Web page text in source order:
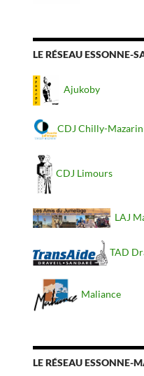
LE RÉSEAU ESSONNE-
Ajukoby
CDJ Chilly-Mazarin
CDJ Limours
LAJ
TAD
Maliance
LE RÉSEAU ESSONNE-